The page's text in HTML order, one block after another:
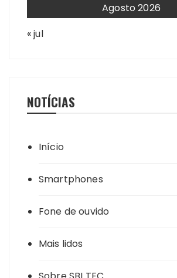
Agosto 2026
« jul
NOTÍCIAS
Início
Smartphones
Fone de ouvido
Mais lidos